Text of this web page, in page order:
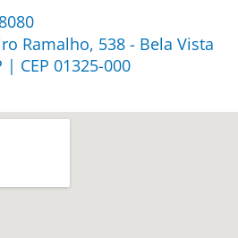
Ramalho, 538 - Bela Vista
| CEP 01325-000